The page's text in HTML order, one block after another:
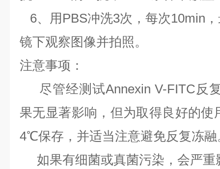
6、用PBS冲洗3次，每次10min
镜下观察图像并拍照。
注意事项：
尽管经测试Annexin V-FITC反
果无显著影响，但为取得良好的使
4℃保存，并适当注意避免反复冻融
如果有细菌或真菌污染，会严重